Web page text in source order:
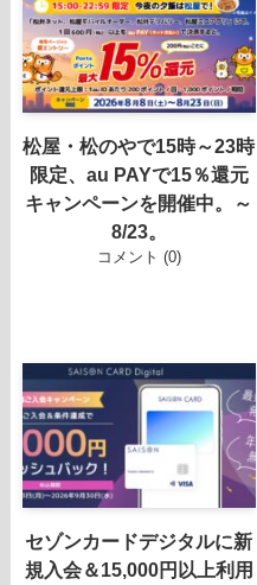
松屋・松のやで15時～23時
限定、au PAYで15％還元
キャンペーンを開催中。～
8/23。
コメント (0)
セゾンカードデジタルに新
規入会＆15,000円以上利用